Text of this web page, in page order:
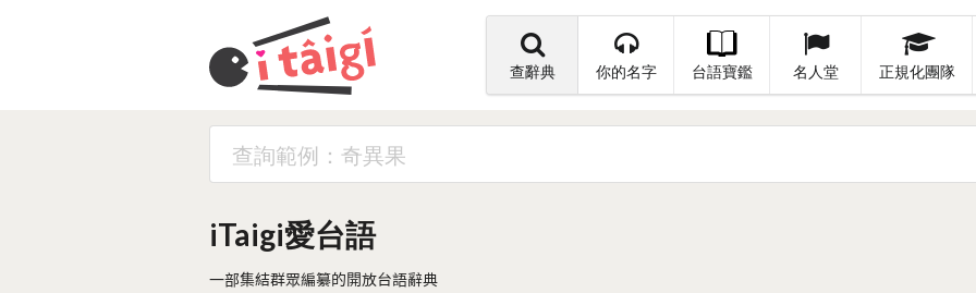
查辭典 你的名字 台語寶鑑 名人堂 正規化團隊
iTaigi愛台語
一部集結群眾編纂的開放台語辭典